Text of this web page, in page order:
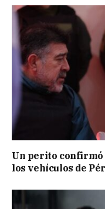
Un perito confirmó
los vehículos de